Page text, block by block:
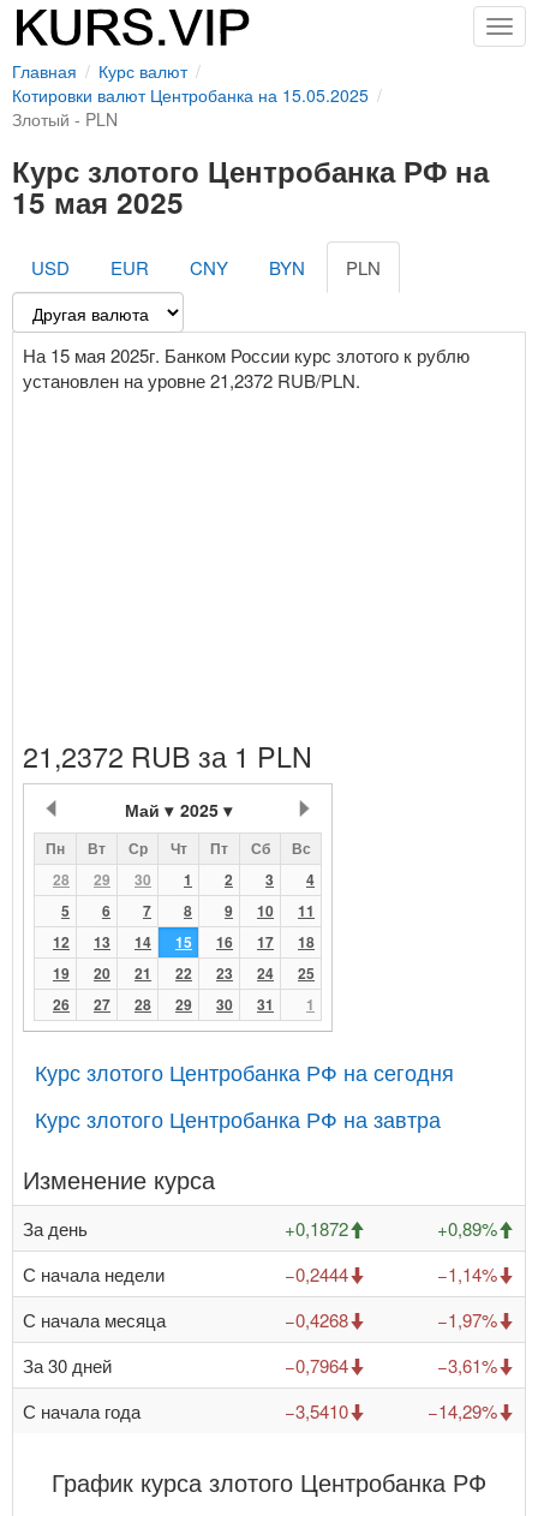
Главная
Курс валют
Котировки валют Центробанка на 15.05.2025
Злотый - PLN
Курс злотого Центробанка РФ на
15 мая 2025
USD EUR CNY BYN PLN
На 15 мая 2025г. Банком России курс злотого к рублю
установлен на уровне 21,2372 RUB/PLN.
21,2372 RUB за 1 PLN
Май 2025
Пн Вт Ср Чт Пт Сб
Вс
28
29 30 1 2 3
4
5
6 7 8 9 10
11
12
13 14 15 16 17
18
19
20 21 22 23 24
25
26
27 28 29 30 31 1
Курс злотого Центробанка РФ на сегодня
Курс злотого Центробанка РФ на завтра
Изменение курса
За день +0,1872
+0,89%
С начала недели
−0,2444
−1,14%
С начала месяца
−0,4268
−1,97%
За 30 дней
−0,7964
−3,61%
С начала года
−3,5410 −14,29%
График курса злотого Центробанка РФ